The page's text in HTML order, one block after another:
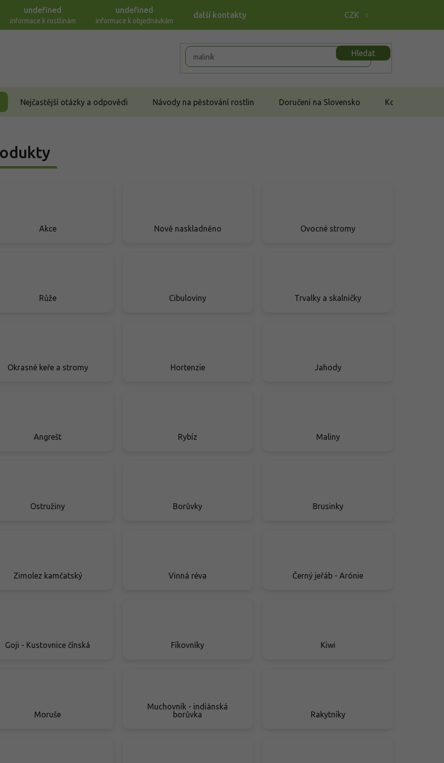
CZK
undefined
informace k rostlinám
undefined
informace k objednávkám
další kontakty
Hledat
Nejčastější otázky a odpovědi Návody na pěstování rostlin Doručení na Slovensko Kontakt
Akce Nově naskladněno Ovocné stromy
Růže Cibuloviny Trvalky a skalničky
Okrasné keře a stromy Hortenzie Jahody
Angrešt Rybíz Maliny
Ostružiny Borůvky Brusinky
Zimolez kamčatský Vinná réva Černý jeřáb - Arónie
Goji - Kustovnice čínská Fíkovníky Kiwi
Moruše
Muchovník - indiánská
borůvka
Rakytníky